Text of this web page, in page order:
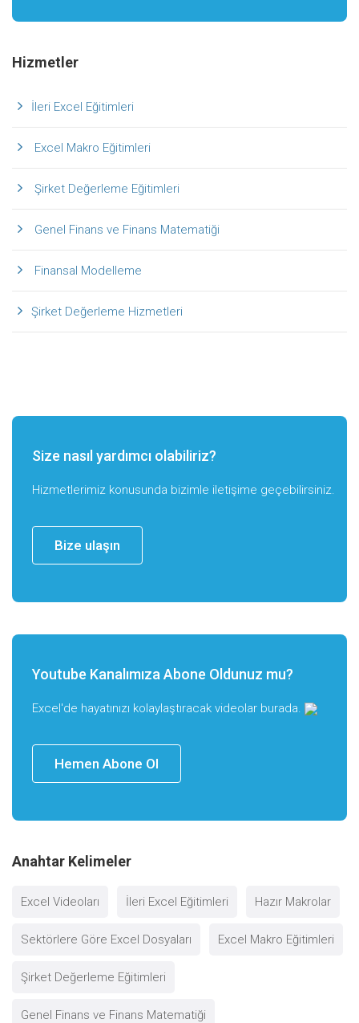
Hizmetler
İleri Excel Eğitimleri
Excel Makro Eğitimleri
Şirket Değerleme Eğitimleri
Genel Finans ve Finans Matematiği
Finansal Modelleme
Şirket Değerleme Hizmetleri
Size nasıl yardımcı olabiliriz?
Hizmetlerimiz konusunda bizimle iletişime geçebilirsiniz.
Bize ulaşın
Youtube Kanalımıza Abone Oldunuz mu?
Excel'de hayatınızı kolaylaştıracak videolar burada.
Hemen Abone Ol
Anahtar Kelimeler
Excel Videoları İleri Excel Eğitimleri Hazır Makrolar
Sektörlere Göre Excel Dosyaları Excel Makro Eğitimleri
Şirket Değerleme Eğitimleri
Genel Finans ve Finans Matematiği